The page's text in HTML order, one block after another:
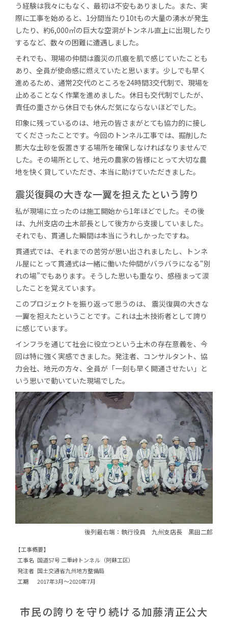
う経験は我々にもなく、最初は不安もありました。また、実
際に工事を始めると、1分間当たり10tもの大量の湧水が発生
したり、約6,000㎥の巨大な空洞がトンネル直上に出現したり
するなど、数々の困難に遭遇しました。
それでも、現場の仲間は震災の爪痕を肌で感じていたことも
あり、全員が使命感に燃えていたと思います。少しでも早く
進めるため、通常2交代のところを24時間3交代制で、現場を
止めることなく作業を進めました。休日も交代制でしたが、
責任の重さから休日でも休んだ気にならないほどでした。
印象に残っているのは、地元の皆さまがとても協力的に接し
てくださったことです。今回のトンネル工事では、掘削した
膨大な土砂を仮置きする場所を確保しなければなりませんで
した。その場所として、地元の農家の皆様にとって大切な農
地を快く貸していただき、本当に助けていただきました。
震災復興の大きな一翼を担えたという誇り
私が現場に立ったのは施工開始から1年ほどでした。その後
は、九州支店の土木部長として後方から支援していました。
それでも、貫通した瞬間は本当にうれしかったですね。
貫通式では、それまでの苦労が思い出されましたし、トンネ
ル屋にとって貫通式は一緒に働いた仲間がバラバラになる“別
れの場”でもあります。そうした思いも重なり、感極まって涙
したことを覚えています。
このプロジェクトを振り返って思うのは、 震災復興の大きな
一翼を担えたということです。これは土木技術者として誇り
に感じています。
インフラを通じて社会に役立つという土木の存在意義を、今
回は特に強く実感できました。発注者、コンサルタント、協
力会社、地元の方々、全員が「一刻も早く開通させたい」と
いう思いで動いていた現場でした。
後列最右端：執行役員 九州支店長 黒田二郎
【工事概要】
工事名 国道57号 二重峠トンネル（阿蘇工区）
発注者 国土交通省九州地方整備局
工期
2017年3月～2020年7月
市民の誇りを守り続ける加藤清正公大